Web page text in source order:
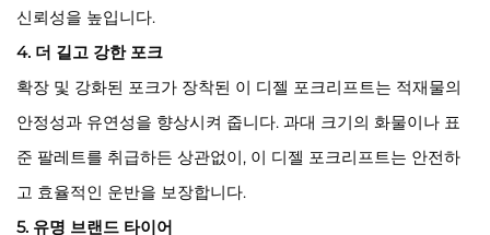
신뢰성을 높입니다.
4. 더 길고 강한 포크
확장 및 강화된 포크가 장착된 이 디젤 포크리프트는 적재물의
안정성과 유연성을 향상시켜 줍니다. 과대 크기의 화물이나 표
준 팔레트를 취급하든 상관없이, 이 디젤 포크리프트는 안전하
고 효율적인 운반을 보장합니다.
5. 유명 브랜드 타이어